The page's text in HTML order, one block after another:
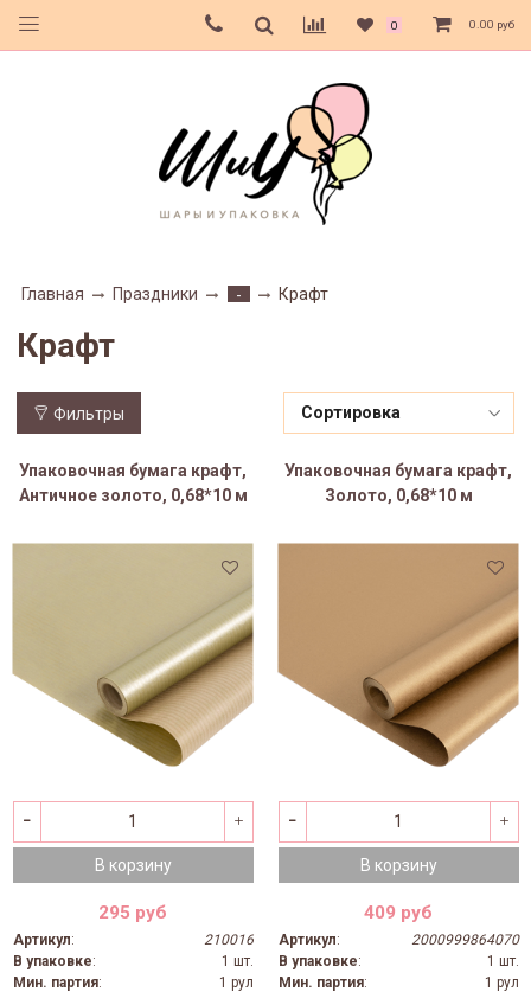
0 0.00 руб
Главная Праздники - Крафт
Крафт
Фильтры
Упаковочная бумага крафт,
Античное золото, 0,68*10 м
В корзину
295 руб
Артикул:
210016
В упаковке:
1 шт.
Мин. партия:
1 рул
Упаковочная бумага крафт,
Золото, 0,68*10 м
В корзину
409 руб
Артикул:
2000999864070
В упаковке:
1 шт.
Мин. партия:
1 рул